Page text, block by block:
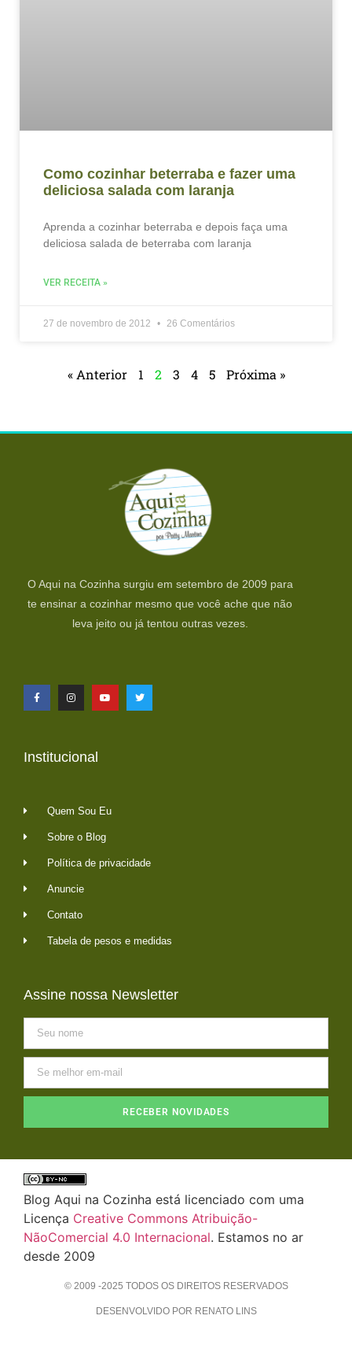
Como cozinhar beterraba e fazer uma
deliciosa salada com laranja
Aprenda a cozinhar beterraba e depois faça uma
deliciosa salada de beterraba com laranja
VER RECEITA »
27 de novembro de 2012 26 Comentários
« Anterior 1 2 3 4 5 Próxima »
O Aqui na Cozinha surgiu em setembro de 2009 para
te ensinar a cozinhar mesmo que você ache que não
leva jeito ou já tentou outras vezes.
Institucional
Quem Sou Eu
Sobre o Blog
Política de privacidade
Anuncie
Contato
Tabela de pesos e medidas
Assine nossa Newsletter
RECEBER NOVIDADES
Blog Aqui na Cozinha está licenciado com uma
Licença Creative Commons Atribuição-
NãoComercial 4.0 Internacional. Estamos no ar
desde 2009
© 2009 -2025 TODOS OS DIREITOS RESERVADOS
DESENVOLVIDO POR RENATO LINS